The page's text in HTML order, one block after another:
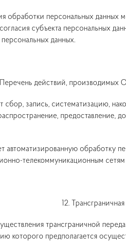
обработки персональных
субъекта персональных
данных.
Перечень действий,
сбор, запись, систематизацию,
предоставление,
автоматизированную
телекоммуникационным сетям
12.
трансграничной
которого предполагается